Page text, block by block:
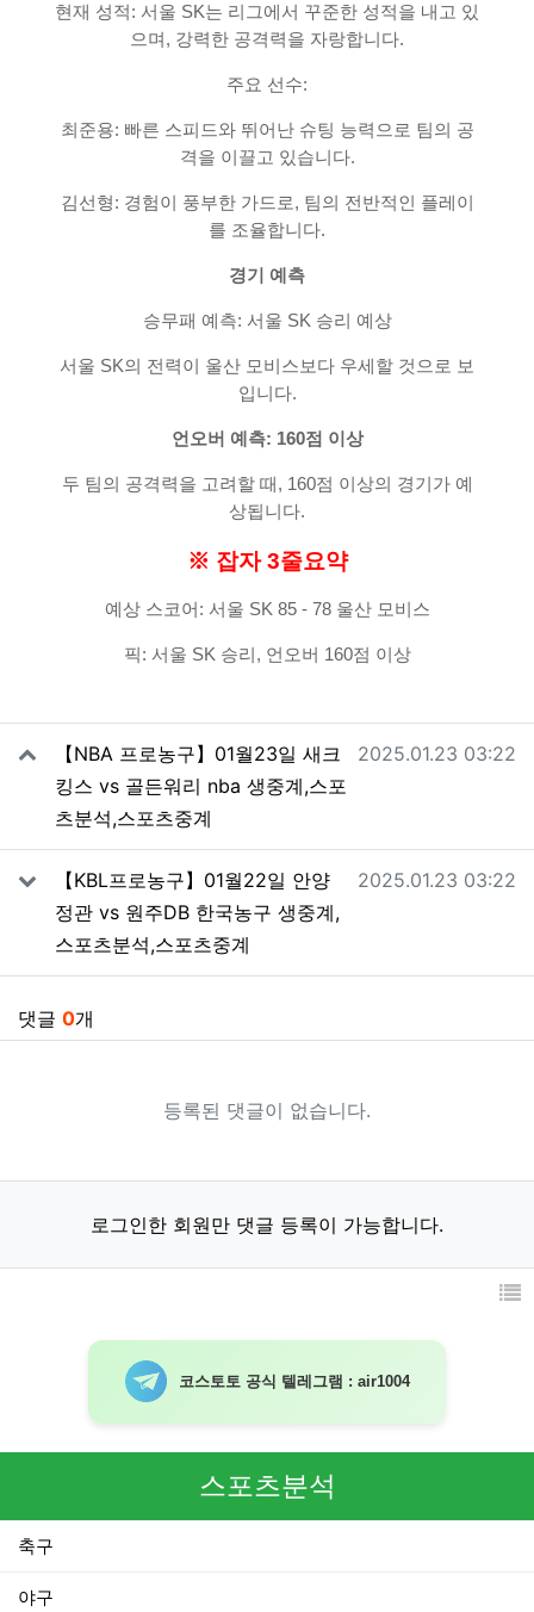
현재 성적: 서울 SK는 리그에서 꾸준한 성적을 내고 있
으며, 강력한 공격력을 자랑합니다.
주요 선수:
최준용: 빠른 스피드와 뛰어난 슈팅 능력으로 팀의 공
격을 이끌고 있습니다.
김선형: 경험이 풍부한 가드로, 팀의 전반적인 플레이
를 조율합니다.
경기 예측
승무패 예측: 서울 SK 승리 예상
서울 SK의 전력이 울산 모비스보다 우세할 것으로 보
입니다.
언오버 예측: 160점 이상
두 팀의 공격력을 고려할 때, 160점 이상의 경기가 예
상됩니다.
※ 잡자 3줄요약
예상 스코어: 서울 SK 85 - 78 울산 모비스
픽: 서울 SK 승리, 언오버 160점 이상
관련자료【NBA 프로농구】01월23일 새크
킹스 vs 골든워리 nba 생중계,스포
츠분석,스포츠중계
작성일
2025.01.23 03:22
【KBL프로농구】01월22일 안양
정관 vs 원주DB 한국농구 생중계,
스포츠분석,스포츠중계
작성일
2025.01.23 03:22
댓글 0개
등록된 댓글이 없습니다.
로그인한 회원만 댓글 등록이 가능합니다.
코스토토 공식 텔레그램 : air1004
스포츠분석
축구
야구